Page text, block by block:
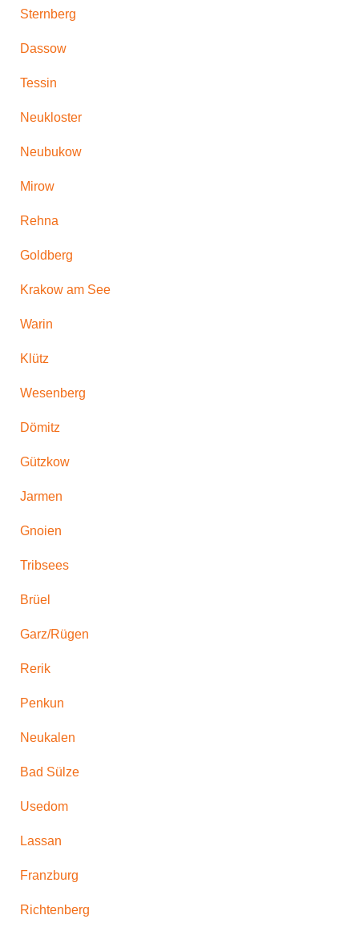
Sternberg
Dassow
Tessin
Neukloster
Neubukow
Mirow
Rehna
Goldberg
Krakow am See
Warin
Klütz
Wesenberg
Dömitz
Gützkow
Jarmen
Gnoien
Tribsees
Brüel
Garz/Rügen
Rerik
Penkun
Neukalen
Bad Sülze
Usedom
Lassan
Franzburg
Richtenberg